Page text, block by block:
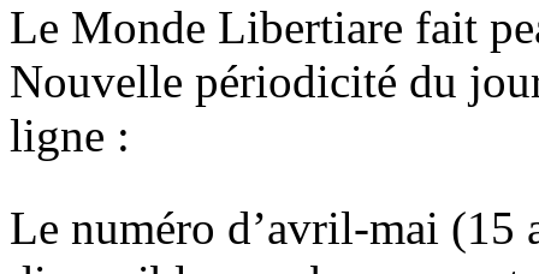
Le Monde Libertiare fait
Nouvelle périodicité du
ligne :
Le numéro d’avril-mai